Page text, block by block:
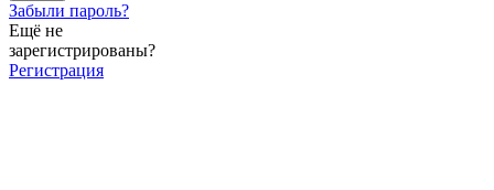
Забыли пароль?
Ещё не
зарегистрированы?
Регистрация